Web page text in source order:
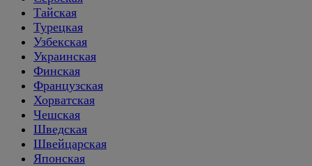
Тайская
Турецкая
Узбекская
Украинская
Финская
Французская
Хорватская
Чешская
Шведская
Швейцарская
Японская